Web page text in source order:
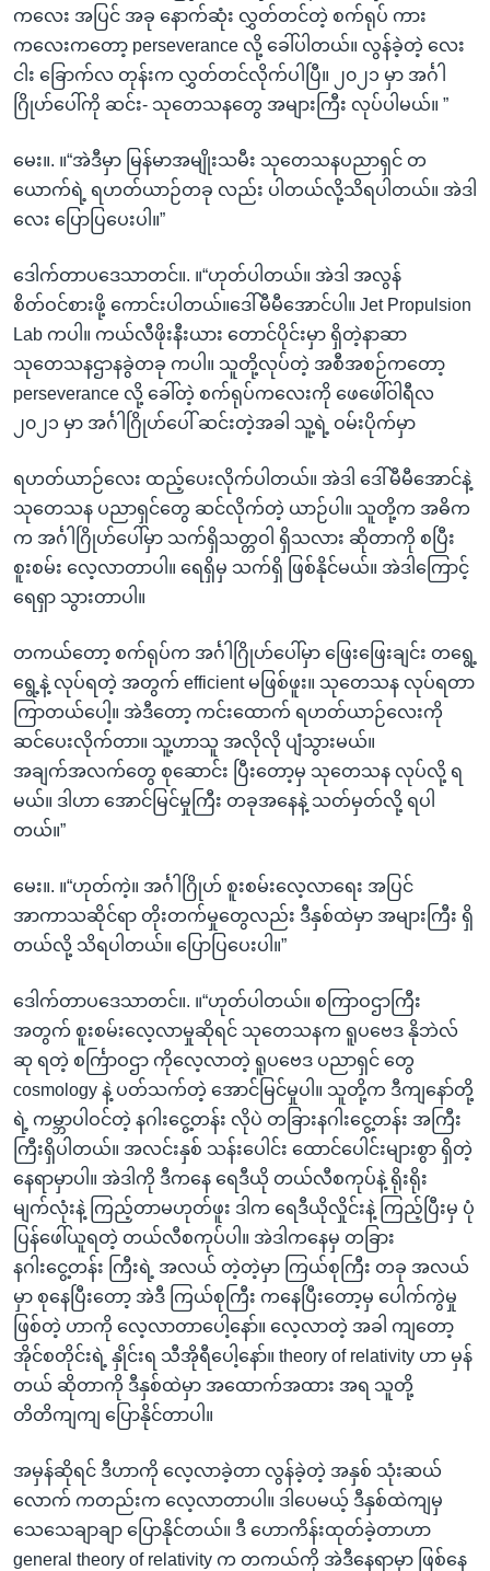
ကလေး အပြင် အခု နောက်ဆုံး လွှတ်တင်တဲ့ စက်ရုပ် ကား
ကလေးကတော့ perseverance လို့ ခေါ်ပါတယ်။ လွန်ခဲ့တဲ့ လေး
ငါး ခြောက်လ တုန်းက လွှတ်တင်လိုက်ပါပြီ။ ၂၀၂၁ မှာ အင်္ဂါ
ဂြိုဟ်ပေါ်ကို ဆင်း- သုတေသနတွေ အများကြီး လုပ်ပါမယ်။ ”
မေး။. ။“အဲဒီမှာ မြန်မာအမျိုးသမီး သုတေသနပညာရှင် တ
ယောက်ရဲ့ ရဟတ်ယာဉ်တခု လည်း ပါတယ်လို့သိရပါတယ်။ အဲဒါ
လေး ပြောပြပေးပါ။”
ဒေါက်တာပဒေသာတင်။. ။“ဟုတ်ပါတယ်။ အဲဒါ အလွန်
စိတ်ဝင်စားဖို့ ကောင်းပါတယ်။ဒေါ်မီမီအောင်ပါ။ Jet Propulsion
Lab ကပါ။ ကယ်လီဖိုးနီးယား တောင်ပိုင်းမှာ ရှိတဲ့နာဆာ
သုတေသနဌာနခွဲတခု ကပါ။ သူတို့လုပ်တဲ့ အစီအစဉ်ကတော့
perseverance လို့ ခေါ်တဲ့ စက်ရုပ်ကလေးကို ဖေဖေါ်ဝါရီလ
၂၀၂၁ မှာ အင်္ဂါဂြိုဟ်ပေါ် ဆင်းတဲ့အခါ သူ့ရဲ့ ဝမ်းပိုက်မှာ
ရဟတ်ယာဉ်လေး ထည့်ပေးလိုက်ပါတယ်။ အဲဒါ ဒေါ်မီမီအောင်နဲ့
သုတေသန ပညာရှင်တွေ ဆင်လိုက်တဲ့ ယာဉ်ပါ။ သူတို့က အဓိက
က အင်္ဂါဂြိုဟ်ပေါ်မှာ သက်ရှိသတ္တဝါ ရှိသလား ဆိုတာကို စပြီး
စူးစမ်း လေ့လာတာပါ။ ရေရှိမှ သက်ရှိ ဖြစ်နိုင်မယ်။ အဲဒါကြောင့်
ရေရှာ သွားတာပါ။
တကယ်တော့ စက်ရုပ်က အင်္ဂါဂြိုဟ်ပေါ်မှာ ဖြေးဖြေးချင်း တရွေ့
ရွေ့နဲ့ လုပ်ရတဲ့ အတွက် efficient မဖြစ်ဖူး။ သုတေသန လုပ်ရတာ
ကြာတယ်ပေါ့။ အဲဒီတော့ ကင်းထောက် ရဟတ်ယာဉ်လေးကို
ဆင်ပေးလိုက်တာ။ သူ့ဟာသူ အလိုလို ပျံသွားမယ်။
အချက်အလက်တွေ စုဆောင်း ပြီးတော့မှ သုတေသန လုပ်လို့ ရ
မယ်။ ဒါဟာ အောင်မြင်မှုကြီး တခုအနေနဲ့ သတ်မှတ်လို့ ရပါ
တယ်။”
မေး။. ။“ဟုတ်ကဲ့။ အင်္ဂါဂြိုဟ် စူးစမ်းလေ့လာရေး အပြင်
အာကာသဆိုင်ရာ တိုးတက်မှုတွေလည်း ဒီနှစ်ထဲမှာ အများကြီး ရှိ
တယ်လို့ သိရပါတယ်။ ပြောပြပေးပါ။”
ဒေါက်တာပဒေသာတင်။. ။“ဟုတ်ပါတယ်။ စကြာဝဌာကြီး
အတွက် စူးစမ်းလေ့လာမှုဆိုရင် သုတေသနက ရူပဗေဒ နိုဘဲလ်
ဆု ရတဲ့ စင်္ကြာဝဌာ ကိုလေ့လာတဲ့ ရူပဗေဒ ပညာရှင် တွေ
cosmology နဲ့ ပတ်သက်တဲ့ အောင်မြင်မှုပါ။ သူတို့က ဒီကျနော်တို့
ရဲ့ ကမ္ဘာပါဝင်တဲ့ နဂါးငွေ့တန်း လိုပဲ တခြားနဂါးငွေ့တန်း အကြီး
ကြီးရှိပါတယ်။ အလင်းနှစ် သန်းပေါင်း ထောင်ပေါင်းများစွာ ရှိတဲ့
နေရာမှာပါ။ အဲဒါကို ဒီကနေ ရေဒီယို တယ်လီစကုပ်နဲ့ ရိုးရိုး
မျက်လုံးနဲ့ ကြည့်တာမဟုတ်ဖူး ဒါက ရေဒီယိုလှိုင်းနဲ့ ကြည့်ပြီးမှ ပုံ
ပြန်ဖေါ်ယူရတဲ့ တယ်လီစကုပ်ပါ။ အဲဒါကနေမှ တခြား
နဂါးငွေ့တန်း ကြီးရဲ့ အလယ် တဲ့တဲ့မှာ ကြယ်စုကြီး တခု အလယ်
မှာ စုနေပြီးတော့ အဲဒီ ကြယ်စုကြီး ကနေပြီးတော့မှ ပေါက်ကွဲမှု
ဖြစ်တဲ့ ဟာကို လေ့လာတာပေါ့နော်။ လေ့လာတဲ့ အခါ ကျတော့
အိုင်စတိုင်းရဲ့ နှိုင်းရ သီအိုရီပေါ့နော်။ theory of relativity ဟာ မှန်
တယ် ဆိုတာကို ဒီနှစ်ထဲမှာ အထောက်အထား အရ သူတို့
တိတိကျကျ ပြောနိုင်တာပါ။
အမှန်ဆိုရင် ဒီဟာကို လေ့လာခဲ့တာ လွန်ခဲ့တဲ့ အနှစ် သုံးဆယ်
လောက် ကတည်းက လေ့လာတာပါ။ ဒါပေမယ့် ဒီနှစ်ထဲကျမှ
သေသေချာချာ ပြောနိုင်တယ်။ ဒီ ဟောကိန်းထုတ်ခဲ့တာဟာ
general theory of relativity က တကယ်ကို အဲဒီနေရာမှာ ဖြစ်နေ